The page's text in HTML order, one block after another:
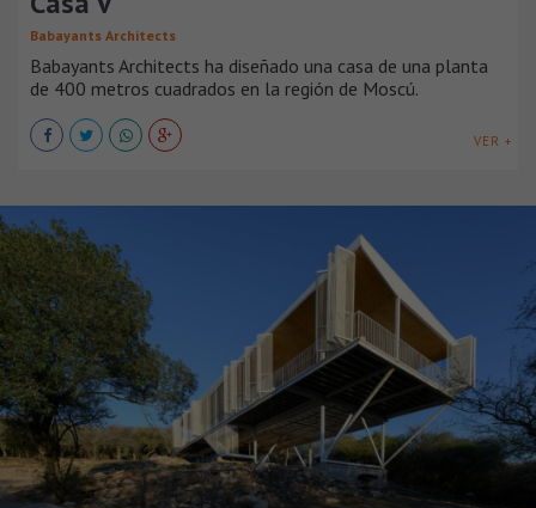
Babayants Architects
Babayants Architects ha diseñado una casa de una planta
de 400 metros cuadrados en la región de Moscú.
VER +